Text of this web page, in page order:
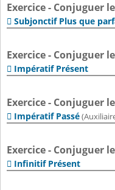
Exercice - Conjuguer
 Subjonctif Plus que
Exercice - Conjuguer
 Impératif Présent
Exercice - Conjuguer
 Impératif Passé
Exercice - Conjuguer
 Infinitif Présent